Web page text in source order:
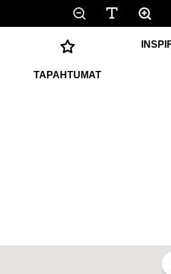
TAPAHTUMAT